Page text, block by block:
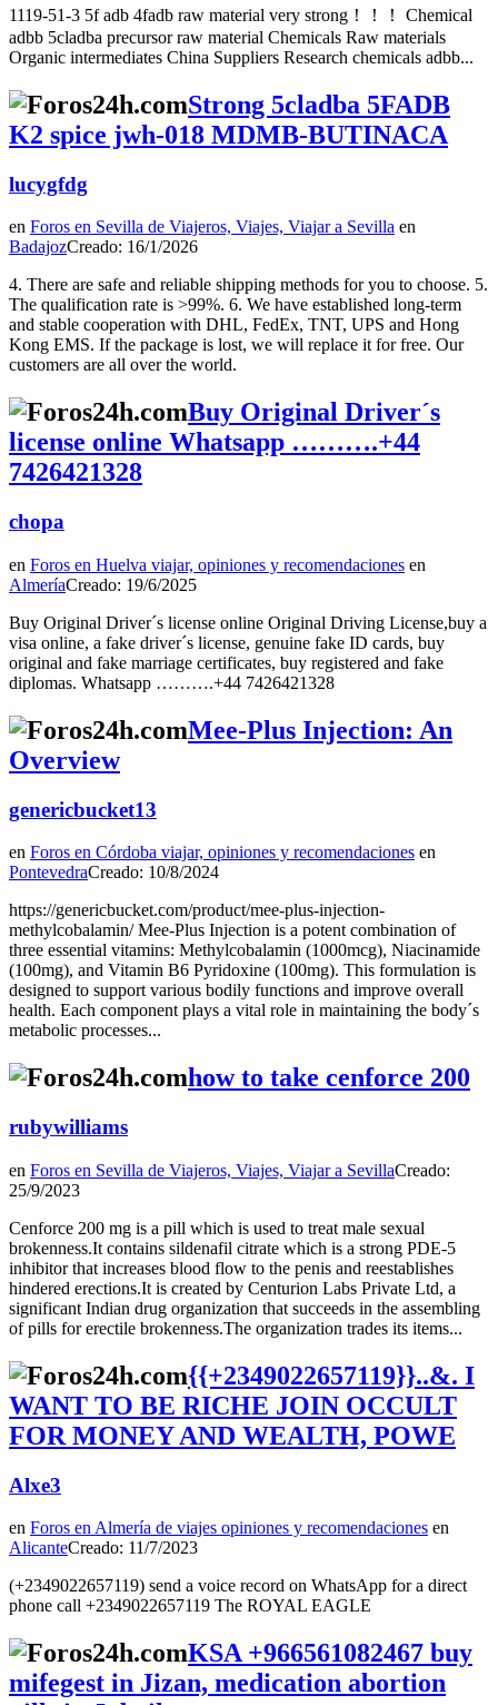
1119-51-3 5f adb 4fadb raw material very strong！！！ Chemical
adbb 5cladba precursor raw material Chemicals Raw materials
Organic intermediates China Suppliers Research chemicals adbb...
Strong 5cladba 5FADB
K2 spice jwh-018 MDMB-BUTINACA
lucygfdg
en Foros en Sevilla de Viajeros, Viajes, Viajar a Sevilla en
BadajozCreado: 16/1/2026
4. There are safe and reliable shipping methods for you to choose. 5.
The qualification rate is >99%. 6. We have established long-term
and stable cooperation with DHL, FedEx, TNT, UPS and Hong
Kong EMS. If the package is lost, we will replace it for free. Our
customers are all over the world.
Buy Original Driver´s
license online Whatsapp ……….+44
7426421328
chopa
en Foros en Huelva viajar, opiniones y recomendaciones en
AlmeríaCreado: 19/6/2025
Buy Original Driver´s license online Original Driving License,buy a
visa online, a fake driver´s license, genuine fake ID cards, buy
original and fake marriage certificates, buy registered and fake
diplomas. Whatsapp ……….+44 7426421328
Mee-Plus Injection: An
Overview
genericbucket13
en Foros en Córdoba viajar, opiniones y recomendaciones en
PontevedraCreado: 10/8/2024
https://genericbucket.com/product/mee-plus-injection-
methylcobalamin/ Mee-Plus Injection is a potent combination of
three essential vitamins: Methylcobalamin (1000mcg), Niacinamide
(100mg), and Vitamin B6 Pyridoxine (100mg). This formulation is
designed to support various bodily functions and improve overall
health. Each component plays a vital role in maintaining the body´s
metabolic processes...
how to take cenforce 200
rubywilliams
en Foros en Sevilla de Viajeros, Viajes, Viajar a SevillaCreado:
25/9/2023
Cenforce 200 mg is a pill which is used to treat male sexual
brokenness.It contains sildenafil citrate which is a strong PDE-5
inhibitor that increases blood flow to the penis and reestablishes
hindered erections.It is created by Centurion Labs Private Ltd, a
significant Indian drug organization that succeeds in the assembling
of pills for erectile brokenness.The organization trades its items...
{{+2349022657119}}..&. I
WANT TO BE RICHE JOIN OCCULT
FOR MONEY AND WEALTH, POWE
Alxe3
en Foros en Almería de viajes opiniones y recomendaciones en
AlicanteCreado: 11/7/2023
(+2349022657119) send a voice record on WhatsApp for a direct
phone call +2349022657119 The ROYAL EAGLE
KSA +966561082467 buy
mifegest in Jizan, medication abortion